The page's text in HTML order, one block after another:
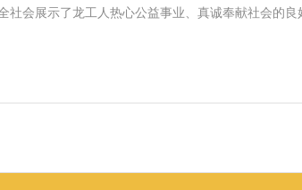
社会展示了龙工人热心公益事业、真诚奉献社会的良